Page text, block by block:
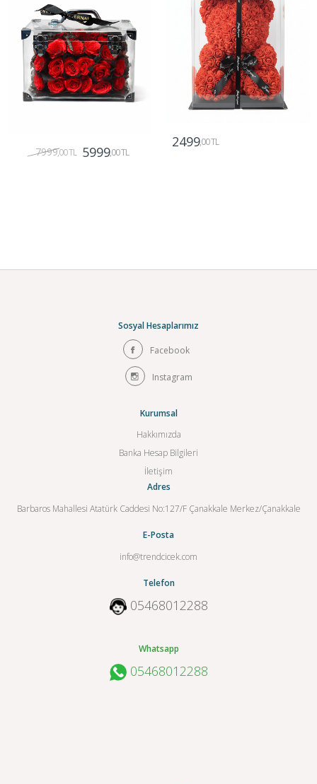
7999,00 TL 5999,00 TL
2499,00 TL
Sosyal Hesaplarımız
Facebook
Instagram
Kurumsal
Hakkımızda
Banka Hesap Bilgileri
İletişim
Adres
Barbaros Mahallesi Atatürk Caddesi No:127/F Çanakkale Merkez/Çanakkale
E-Posta
info@trendcicek.com
Telefon
05468012288
Whatsapp
05468012288